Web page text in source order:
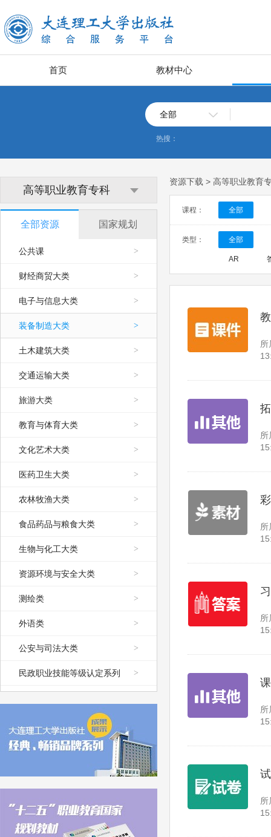
首页 教材中心
全部
热搜：
高等职业教育专科
全部资源
公共课 >
财经商贸大类 >
电子与信息大类 >
装备制造大类 >
土木建筑大类 >
交通运输大类 >
旅游大类 >
教育与体育大类 >
文化艺术大类 >
医药卫生大类 >
农林牧渔大类 >
食品药品与粮食大类 >
生物与化工大类 >
资源环境与安全大类 >
测绘类 >
外语类 >
公安与司法大类 >
民政职业技能等级认定系列 >
国家规划
资源下载 > 高等职业教育
课程： 全部
类型： 全部
AR
所
所
所
所
所
所